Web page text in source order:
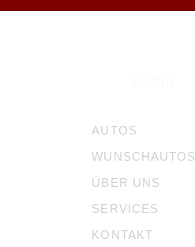
AUTOS
WUNSCHAUTOS
ÜBER UNS
SERVICES
KONTAKT